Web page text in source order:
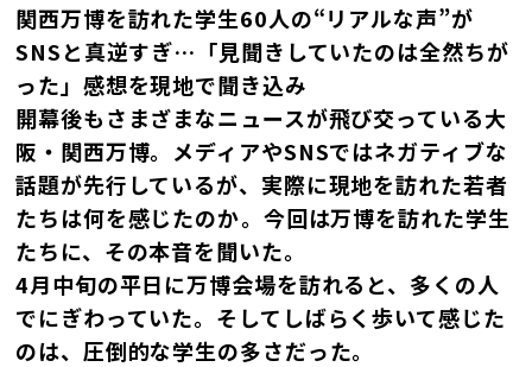
関西万博を訪れた学生60人の“リアルな声”が
SNSと真逆すぎ…「見聞きしていたのは全然ちが
った」感想を現地で聞き込み
開幕後もさまざまなニュースが飛び交っている大
阪・関西万博。メディアやSNSではネガティブな
話題が先行しているが、実際に現地を訪れた若者
たちは何を感じたのか――。今回は万博を訪れた学生
たちに、その本音を聞いた。
4月中旬の平日に万博会場を訪れると、多くの人
でにぎわっていた。そしてしばらく歩いて感じた
のは、圧倒的な学生の多さだった。